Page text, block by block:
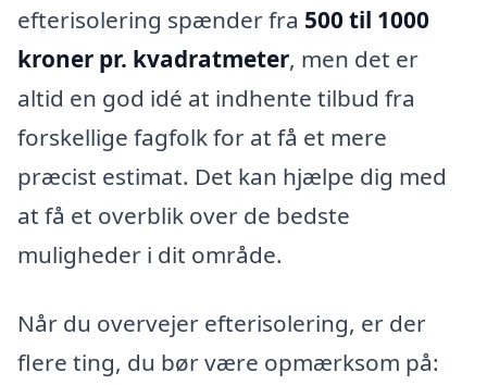
efterisolering spænder fra 500 til 1000
kroner pr. kvadratmeter, men det er
altid en god idé at indhente tilbud fra
forskellige fagfolk for at få et mere
præcist estimat. Det kan hjælpe dig med
at få et overblik over de bedste
muligheder i dit område.
Når du overvejer efterisolering, er der
flere ting, du bør være opmærksom på: